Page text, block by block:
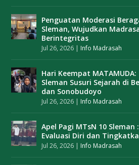
Penguatan Moderasi
Sleman, Wujudkan
Berintegritas
Jul 26, 2026 | Info Madrasah
Hari Keempat
Sleman Susuri Sejarah di
dan Sonobudoyo
Jul 26, 2026 | Info Madrasah
Apel Pagi MTsN 10 Sleman
Evaluasi Diri dan
Jul 26, 2026 | Info Madrasah